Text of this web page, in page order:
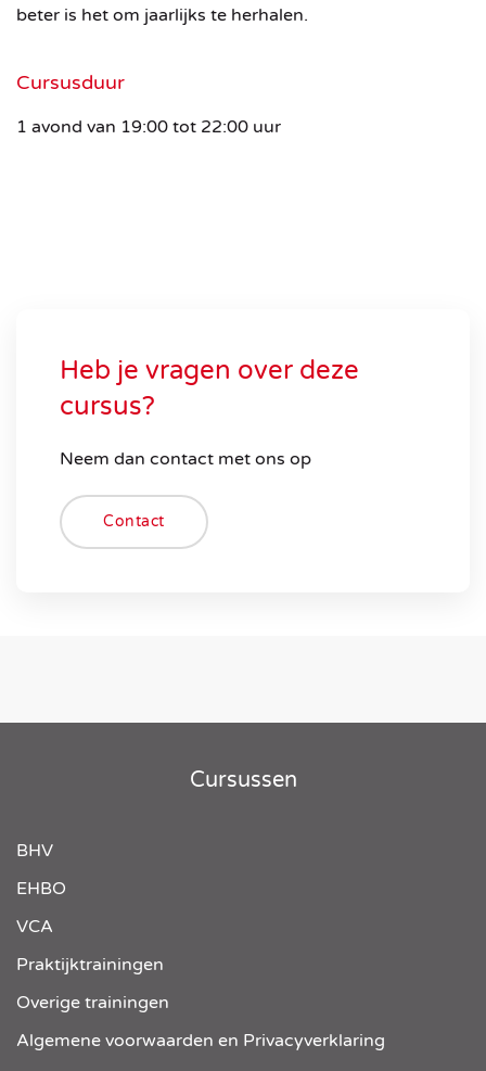
beter is het om jaarlijks te herhalen.
Cursusduur
1 avond van 19:00 tot 22:00 uur
Heb je vragen over deze
cursus?
Neem dan contact met ons op
Contact
Cursussen
BHV
EHBO
VCA
Praktijktrainingen
Overige trainingen
Algemene voorwaarden en Privacyverklaring